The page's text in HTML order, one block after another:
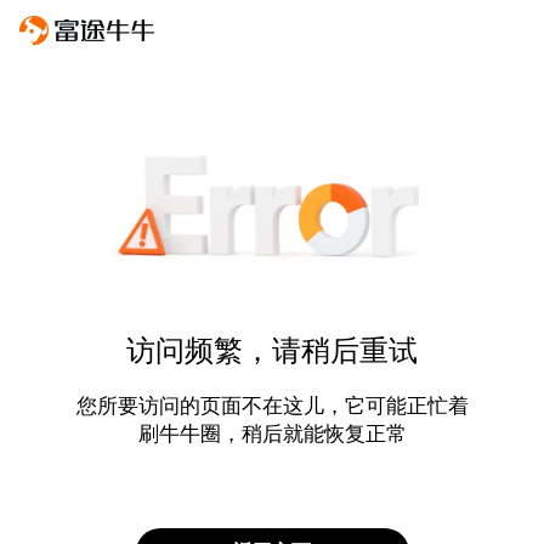
访问频繁，请稍后重试
您所要访问的页面不在这儿，它可能正忙着
刷牛牛圈，稍后就能恢复正常